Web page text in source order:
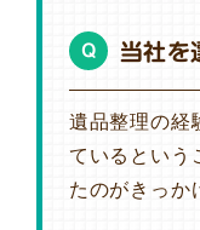
Q 当社を
遺品整理の経
ているという
たのがきっか